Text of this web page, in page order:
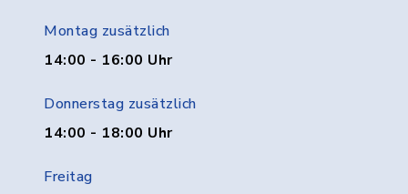
Montag zusätzlich
14:00 - 16:00 Uhr
Donnerstag zusätzlich
14:00 - 18:00 Uhr
Freitag